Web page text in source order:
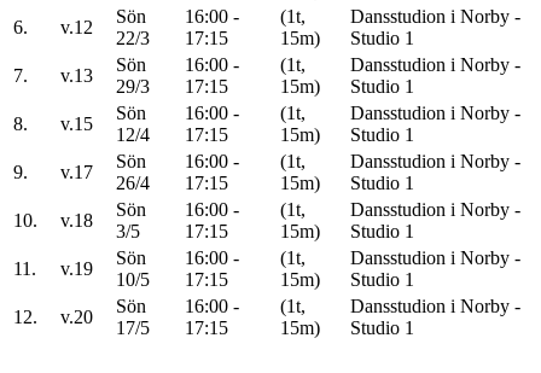
6.
v.12
Sön
22/3
16:00 -
17:15
(1t,
15m)
Dansstudion i Norby -
Studio 1
7.
v.13
Sön
29/3
16:00 -
17:15
(1t,
15m)
Dansstudion i Norby -
Studio 1
8.
v.15
Sön
12/4
16:00 -
17:15
(1t,
15m)
Dansstudion i Norby -
Studio 1
9.
v.17
Sön
26/4
16:00 -
17:15
(1t,
15m)
Dansstudion i Norby -
Studio 1
10.
v.18
Sön
3/5
16:00 -
17:15
(1t,
15m)
Dansstudion i Norby -
Studio 1
11.
v.19
Sön
10/5
16:00 -
17:15
(1t,
15m)
Dansstudion i Norby -
Studio 1
12.
v.20
Sön
17/5
16:00 -
17:15
(1t,
15m)
Dansstudion i Norby -
Studio 1